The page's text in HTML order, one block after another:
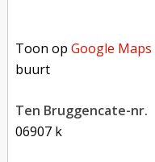
Toon opGoogle Maps
buurt
Ten Bruggencate-nr.
06907 k